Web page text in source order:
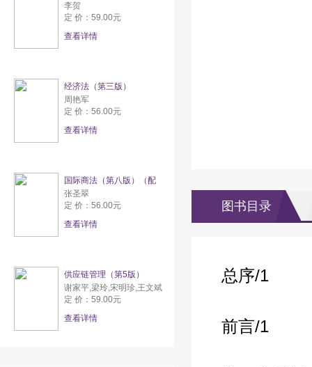
李贺
定 价：59.00元
查看详情
经济法（第三版）
周艳军
定 价：56.00元
查看详情
国际商法（第八版）（配
张圣翠
定 价：56.00元
查看详情
供应链管理（第5版）
谢家平,梁玲,宋明珍,王文斌
定 价：59.00元
查看详情
图书目录
总序/1
前言/1